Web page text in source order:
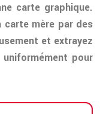
carte graphique.
carte mère par des
et extrayez
pour